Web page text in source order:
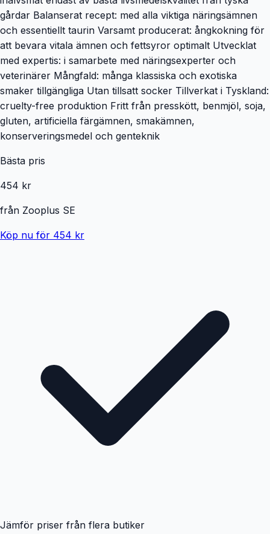
gårdar Balanserat recept: med alla viktiga näringsämnen
och essentiellt taurin Varsamt producerat: ångkokning för
att bevara vitala ämnen och fettsyror optimalt Utvecklat
med expertis: i samarbete med näringsexperter och
veterinärer Mångfald: många klassiska och exotiska
smaker tillgängliga Utan tillsatt socker Tillverkat i Tyskland:
cruelty-free produktion Fritt från presskött, benmjöl, soja,
gluten, artificiella färgämnen, smakämnen,
konserveringsmedel och genteknik
Bästa pris
454 kr
från Zooplus SE
Köp nu för 454 kr
Jämför priser från flera butiker